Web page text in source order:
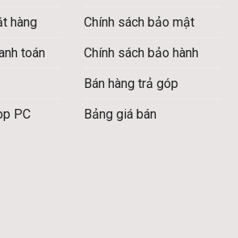
hàng
toán
PC
Chính sách bảo mật
Chính sách bảo hành
Bán hàng trả góp
Bảng giá bán